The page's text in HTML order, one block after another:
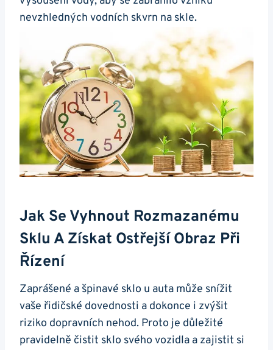
nevzhledných vodních skvrn na skle.
Jak Se Vyhnout Rozmazanému
Sklu A Získat Ostřejší Obraz Při
Řízení
Zaprášené a špinavé sklo u⁢ auta může snížit
vaše řidičské dovednosti ⁣a dokonce i zvýšit
riziko dopravních nehod. Proto je důležité
⁢pravidelně čistit sklo svého‌ vozidla a zajistit ⁣si